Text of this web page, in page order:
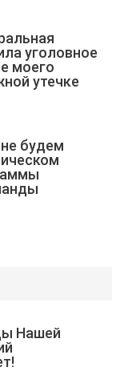
уголовное
моего
утечке
будем
Нашей